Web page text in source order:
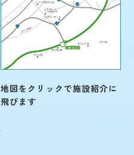
地図をクリックで施設紹介に
飛びます